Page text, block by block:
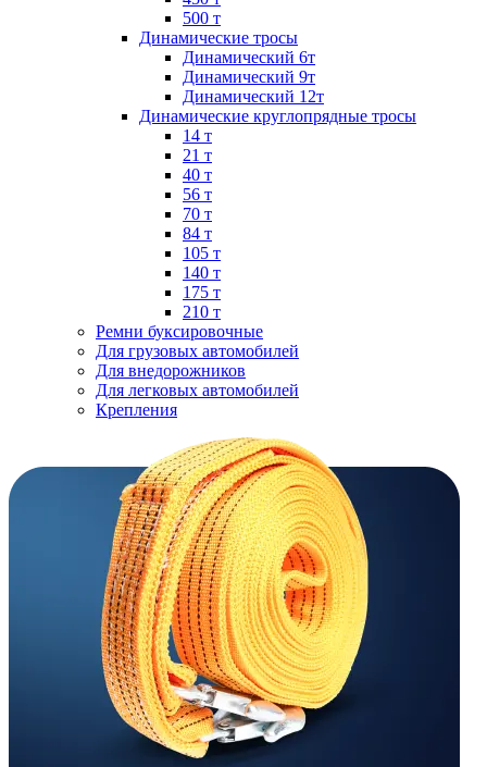
500 т
Динамические тросы
Динамический 6т
Динамический 9т
Динамический 12т
Динамические круглопрядные тросы
14 т
21 т
40 т
56 т
70 т
84 т
105 т
140 т
175 т
210 т
Ремни буксировочные
Для грузовых автомобилей
Для внедорожников
Для легковых автомобилей
Крепления